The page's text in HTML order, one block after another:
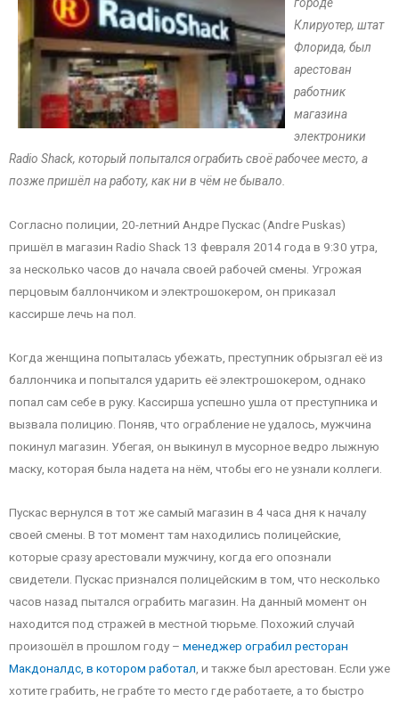
Клируотер, штат
Флорида, был
арестован
работник
магазина
электроники
Radio Shack, который попытался ограбить своё рабочее место, а
позже пришёл на работу, как ни в чём не бывало.
Согласно полиции, 20-летний Андре Пускас (Andre Puskas)
пришёл в магазин Radio Shack 13 февраля 2014 года в 9:30 утра,
за несколько часов до начала своей рабочей смены. Угрожая
перцовым баллончиком и электрошокером, он приказал
кассирше лечь на пол.
Когда женщина попыталась убежать, преступник обрызгал её из
баллончика и попытался ударить её электрошокером, однако
попал сам себе в руку. Кассирша успешно ушла от преступника и
вызвала полицию. Поняв, что ограбление не удалось, мужчина
покинул магазин. Убегая, он выкинул в мусорное ведро лыжную
маску, которая была надета на нём, чтобы его не узнали коллеги.
Пускас вернулся в тот же самый магазин в 4 часа дня к началу
своей смены. В тот момент там находились полицейские,
которые сразу арестовали мужчину, когда его опознали
свидетели. Пускас признался полицейским в том, что несколько
часов назад пытался ограбить магазин. На данный момент он
находится под стражей в местной тюрьме. Похожий случай
произошёл в прошлом году – менеджер ограбил ресторан
Макдоналдс, в котором работал , и также был арестован. Если уже
хотите грабить, не грабте то место где работаете, а то быстро